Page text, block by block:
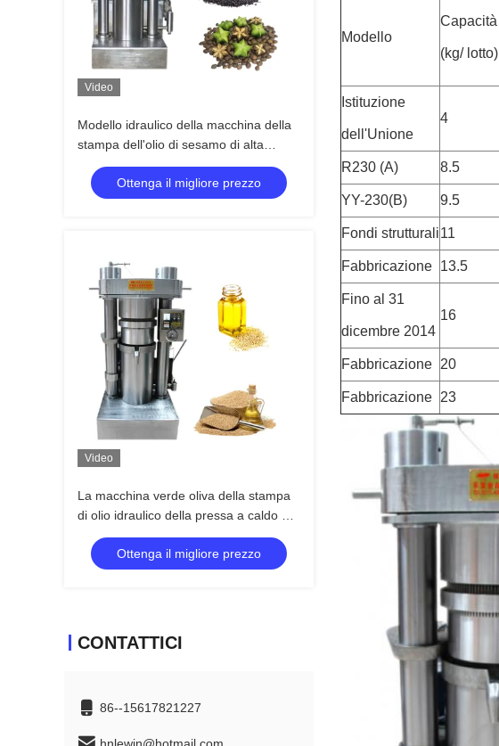
Video
Modello idraulico della macchina della
stampa dell'olio di sesamo di alta
efficienza
Ottenga il migliore prezzo
Video
La macchina verde oliva della stampa
di olio idraulico della pressa a caldo del
sesamo personalizza la tensione
Ottenga il migliore prezzo
CONTATTICI
86--15617821227
Modello
Capacità
(kg/ lotto)
Istituzione
dell'Unione
4
R230 (A) 8.5
YY-230(B) 9.5
Fondi strutturali11
Fabbricazione 13.5
Fino al 31
dicembre 2014
16
Fabbricazione 20
Fabbricazione 23